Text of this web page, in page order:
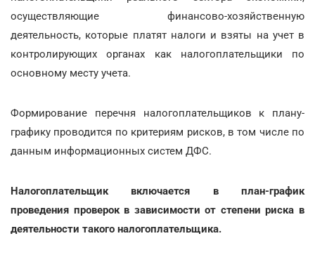
осуществляющие финансово-хозяйственную
деятельность, которые платят налоги и взяты на учет в
контролирующих органах как налогоплательщики по
основному месту учета.
Формирование перечня налогоплательщиков к плану-
графику проводится по критериям рисков, в том числе по
данным информационных систем ДФС.
Налогоплательщик включается в план-график
проведения проверок в зависимости от степени риска в
деятельности такого налогоплательщика.